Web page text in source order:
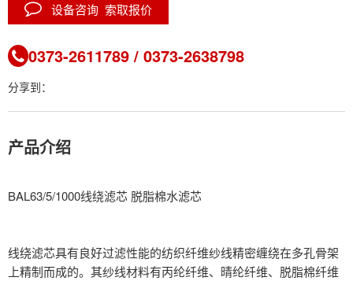
设备咨询 索取报价
0373-2611789 / 0373-2638798
分享到：
产品介绍
BAL63/5/1000线绕滤芯 脱脂棉水滤芯
线绕滤芯具有良好过滤性能的纺织纤维纱线精密缠绕在多孔骨架
上精制而成的。其纱线材料有丙纶纤维、晴纶纤维、脱脂棉纤维